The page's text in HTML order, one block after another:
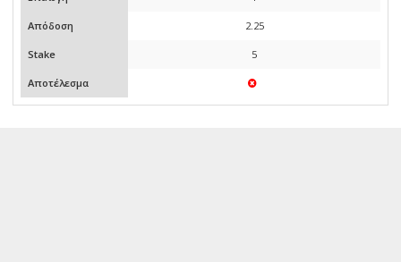
Απόδοση 2.25
Stake 5
Αποτέλεσμα